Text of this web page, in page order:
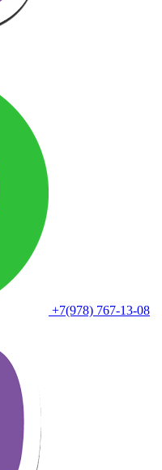
+7(978) 767-13-08